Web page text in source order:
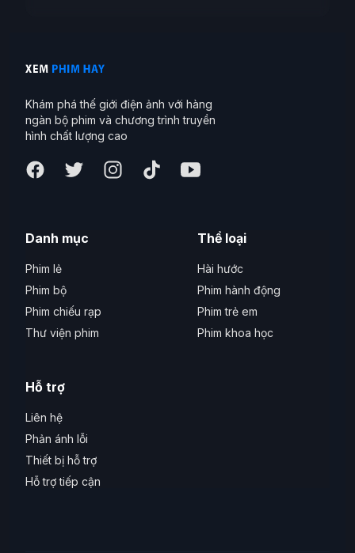
Khám phá thế giới điện ảnh với hàng
ngàn bộ phim và chương trình truyền
hình chất lượng cao
Danh mục
Phim lẻ
Phim bộ
Phim chiếu rạp
Thư viện phim
Thể loại
Hài hước
Phim hành động
Phim trẻ em
Phim khoa học
Hỗ trợ
Liên hệ
Phản ánh lỗi
Thiết bị hỗ trợ
Hỗ trợ tiếp cận